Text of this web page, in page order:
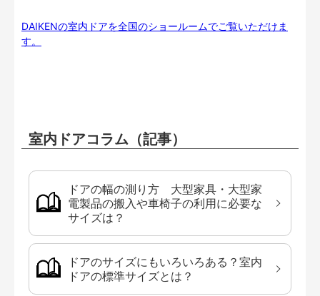
DAIKENの室内ドアを全国のショールームでご覧いただけま
す。
室内ドアコラム（記事）
ドアの幅の測り方 大型家具・大型家
電製品の搬入や車椅子の利用に必要な
サイズは？
ドアのサイズにもいろいろある？室内
ドアの標準サイズとは？